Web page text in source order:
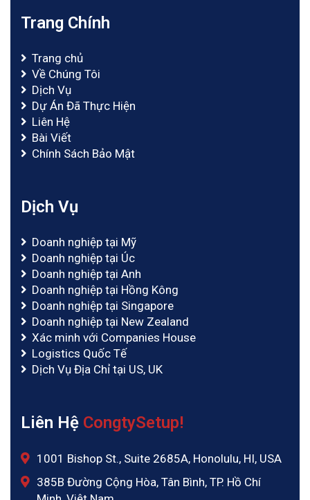
Trang Chính
Trang chủ
Về Chúng Tôi
Dịch Vụ
Dự Án Đã Thực Hiện
Liên Hệ
Bài Viết
Chính Sách Bảo Mật
Dịch Vụ
Doanh nghiệp tại Mỹ
Doanh nghiệp tại Úc
Doanh nghiệp tại Anh
Doanh nghiệp tại Hồng Kông
Doanh nghiệp tại Singapore
Doanh nghiệp tại New Zealand
Xác minh với Companies House
Logistics Quốc Tế
Dịch Vụ Địa Chỉ tại US, UK
Liên Hệ CongtySetup!
1001 Bishop St., Suite 2685A, Honolulu, HI, USA
385B Đường Cộng Hòa, Tân Bình, TP. Hồ Chí